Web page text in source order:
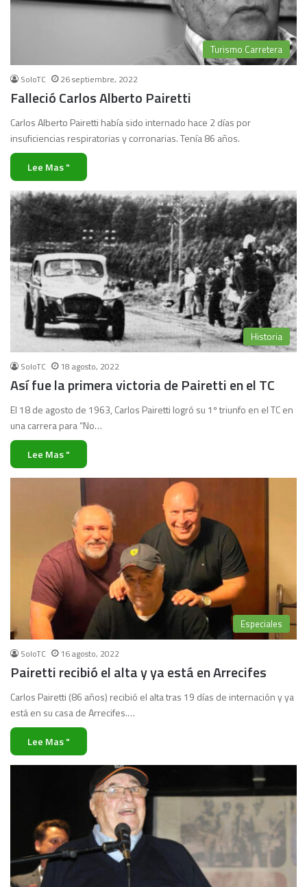
Turismo Carretera
SoloTC 26 septiembre, 2022
Falleció Carlos Alberto Pairetti
Carlos Alberto Pairetti había sido internado hace 2 días por
insuficiencias respiratorias y corronarias. Tenía 86 años.
Lee Mas "
Historia
SoloTC 18 agosto, 2022
Así fue la primera victoria de Pairetti en el TC
El 18 de agosto de 1963, Carlos Pairetti logró su 1º triunfo en el TC en
una carrera para “No…
Lee Mas "
Especiales
SoloTC 16 agosto, 2022
Pairetti recibió el alta y ya está en Arrecifes
Carlos Pairetti (86 años) recibió el alta tras 19 días de internación y ya
está en su casa de Arrecifes.…
Lee Mas "